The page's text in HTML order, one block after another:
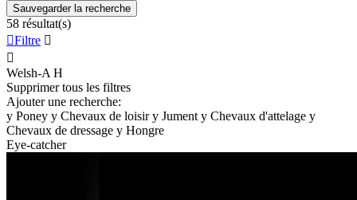
Sauvegarder la recherche
58 résultat(s)
Filtre 

Welsh-A H
Supprimer tous les filtres
Ajouter une recherche:
y Poney y Chevaux de loisir y Jument y Chevaux d'attelage y
Chevaux de dressage y Hongre
Eye-catcher